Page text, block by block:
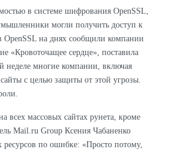
в системе шифрования OpenSSL,
могли получить доступ к
OpenSSL на днях сообщили компании
«Кровоточащее сердце», поставила
неделе многие компании, включая
с целью защиты от этой угрозы.
всех массовых сайтах рунета, кроме
Mail.ru Group Ксения Чабаненко
ресурсов по ошибке: «Просто потому,